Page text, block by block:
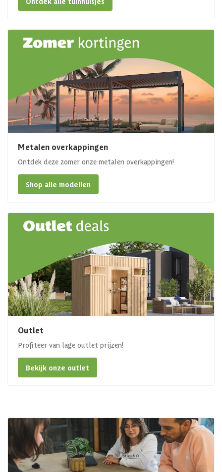
Metalen overkappingen
Ontdek deze zomer onze metalen overkappingen!
Shop alle modellen
Outlet
Profiteer van lage outlet prijzen!
Bekijk onze outlet